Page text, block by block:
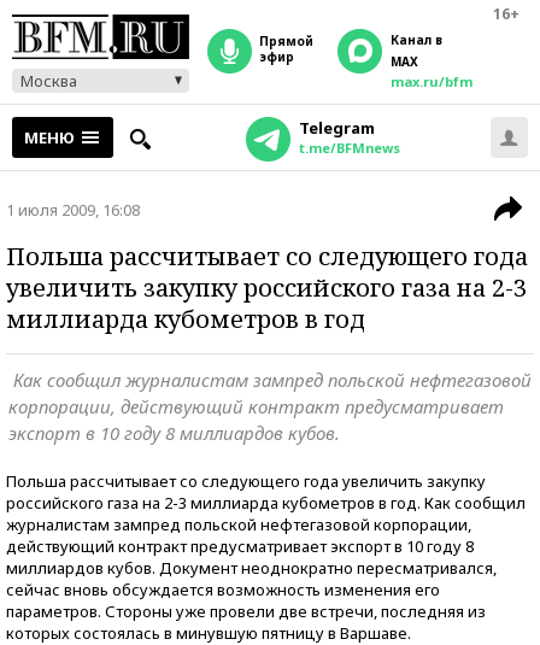
16+
Москва
прямой
эфир
Канал в
MAX
max.ru/bfm
МЕНЮ Telegram
t.me/BFMnews
1 июля 2009, 16:08
Польша рассчитывает со следующего года
увеличить закупку российского газа на 2-3
миллиарда кубометров в год
Как сообщил журналистам зампред польской нефтегазовой
корпорации, действующий контракт предусматривает
экспорт в 10 году 8 миллиардов кубов.
Польша рассчитывает со следующего года увеличить закупку
российского газа на 2-3 миллиарда кубометров в год. Как сообщил
журналистам зампред польской нефтегазовой корпорации,
действующий контракт предусматривает экспорт в 10 году 8
миллиардов кубов. Документ неоднократно пересматривался,
сейчас вновь обсуждается возможность изменения его
параметров. Стороны уже провели две встречи, последняя из
которых состоялась в минувшую пятницу в Варшаве.